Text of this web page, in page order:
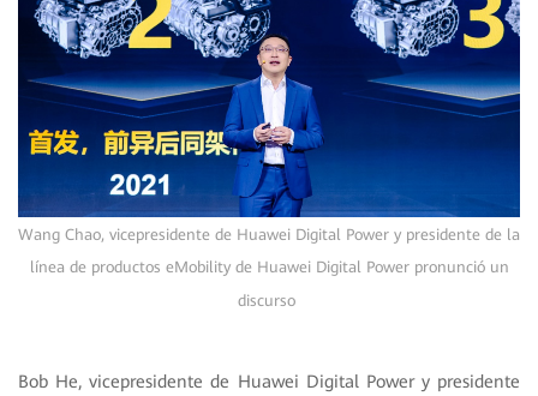
Wang Chao, vicepresidente de Huawei Digital Power y presidente de la
línea de productos eMobility de Huawei Digital Power pronunció un
discurso
Bob He, vicepresidente de Huawei Digital Power y presidente